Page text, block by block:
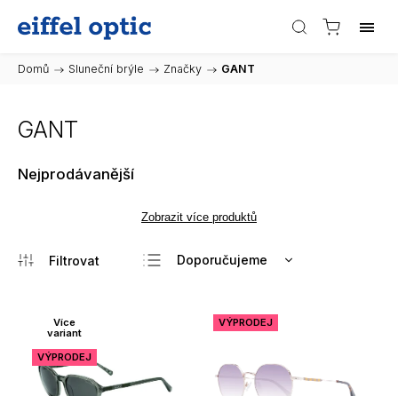
Domů / Sluneční brýle / Značky / GANT
GANT
Nejprodávanější
Zobrazit více produktů
Doporučujeme
Nejdražší
Abecedně
Více
variant
VÝPRODEJ
VÝPRODEJ